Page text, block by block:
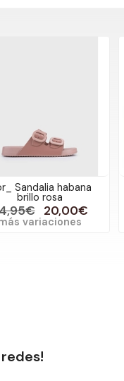
Sandalia habana
brillo rosa
20,00€
variaciones